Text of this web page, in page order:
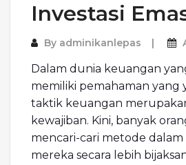
Investasi
By adminikanlepas
Dalam dunia keuangan
memiliki pemahaman yang
taktik keuangan
kewajiban. Kini, banyak
mencari-cari metode
mereka secara lebih